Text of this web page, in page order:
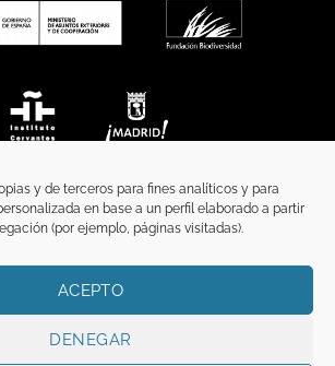
y de terceros para fines analíticos y para
en base a un perfil elaborado a partir
(por ejemplo, páginas visitadas).
ACEPTO
DENEGAR
TÉRMINOS Y CONDICIONES